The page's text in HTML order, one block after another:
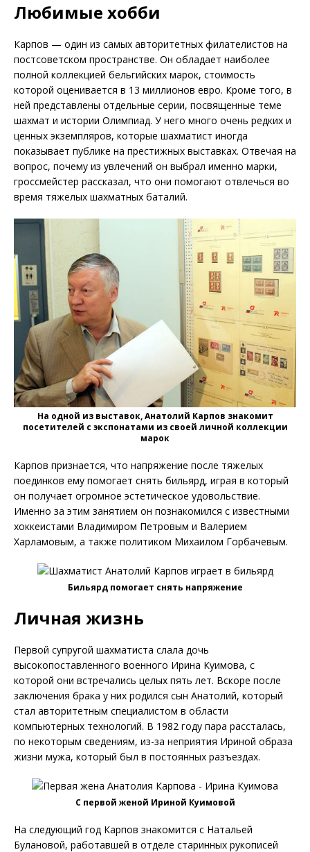
Любимые хобби
Карпов — один из самых авторитетных филателистов на
постсоветском пространстве. Он обладает наиболее
полной коллекцией бельгийских марок, стоимость
которой оценивается в 13 миллионов евро. Кроме того, в
ней представлены отдельные серии, посвященные теме
шахмат и истории Олимпиад. У него много очень редких и
ценных экземпляров, которые шахматист иногда
показывает публике на престижных выставках. Отвечая на
вопрос, почему из увлечений он выбрал именно марки,
гроссмейстер рассказал, что они помогают отвлечься во
время тяжелых шахматных баталий.
На одной из выставок, Анатолий Карпов знакомит
посетителей с экспонатами из своей личной коллекции
марок
Карпов признается, что напряжение после тяжелых
поединков ему помогает снять бильярд, играя в который
он получает огромное эстетическое удовольствие.
Именно за этим занятием он познакомился с известными
хоккеистами Владимиром Петровым и Валерием
Харламовым, а также политиком Михаилом Горбачевым.
Бильярд помогает снять напряжение
Личная жизнь
Первой супругой шахматиста слала дочь
высокопоставленного военного Ирина Куимова, с
которой они встречались целых пять лет. Вскоре после
заключения брака у них родился сын Анатолий, который
стал авторитетным специалистом в области
компьютерных технологий. В 1982 году пара рассталась,
по некоторым сведениям, из-за неприятия Ириной образа
жизни мужа, который был в постоянных разъездах.
С первой женой Ириной Куимовой
На следующий год Карпов знакомится с Натальей
Булановой, работавшей в отделе старинных рукописей